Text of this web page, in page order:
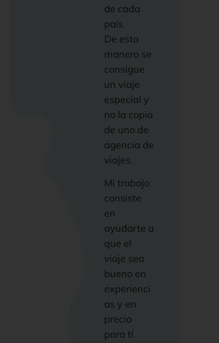
de cada
país.
De esta
manero se
consigue
un viaje
especial y
no la copia
de uno de
agencia de
viajes.
Mi trabajo
consiste
en
ayudarte a
que el
viaje sea
bueno en
experienci
as y en
precio
para tí.